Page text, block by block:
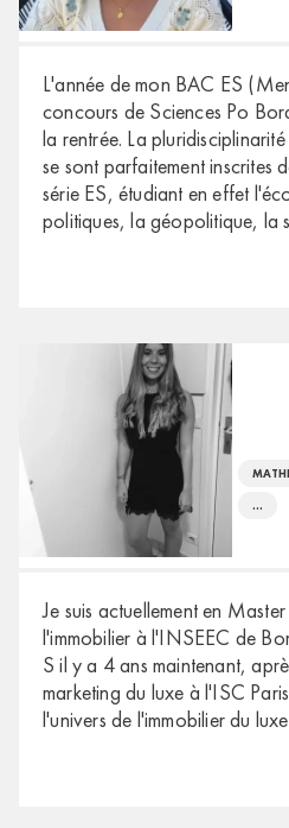
L'année de mon BAC ES
concours de Sciences Po
la rentrée. La
se sont parfaitement inscrites
série ES, étudiant en effet
politiques, la géopolitique, la
...
Je suis actuellement en
l'immobilier à l'INSEEC de
S il y a 4 ans maintenant,
marketing du luxe à l'ISC
l'univers de l'immobilier du